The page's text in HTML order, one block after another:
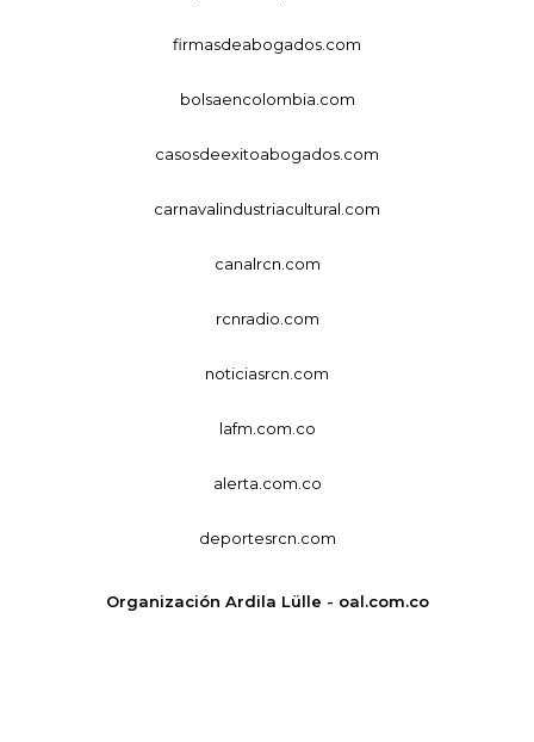
firmasdeabogados.com
bolsaencolombia.com
casosdeexitoabogados.com
carnavalindustriacultural.com
canalrcn.com
rcnradio.com
noticiasrcn.com
lafm.com.co
alerta.com.co
deportesrcn.com
Organización Ardila Lülle - oal.com.co